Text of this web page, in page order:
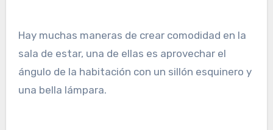
Hay muchas maneras de crear comodidad en la
sala de estar, una de ellas es aprovechar el
ángulo de la habitación con un sillón esquinero y
una bella lámpara.